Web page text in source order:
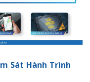
Sát Hành Trình